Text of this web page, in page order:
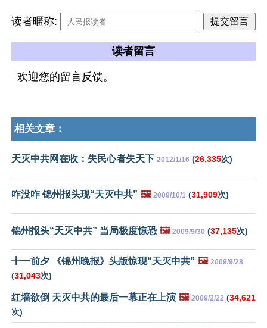
读者暱称:
读者留言
欢迎您的留言反馈。
相关文章：
天灭中共网在收：失民心者失天下 2012/1/16 (26,335次)
咋没咋 锦州报头现“天灭中共” 🖼️ 2009/10/1 (31,909次)
锦州报头“天灭中共” 当局极度惊恐 🖼️ 2009/9/30 (37,135次)
十一前夕 《锦州晚报》头版惊现“天灭中共” 🖼️ 2009/9/28
(31,043次)
红墙欲倒 天灭中共的最后一幕正在上演 🖼️ 2009/2/22 (34,621
次)